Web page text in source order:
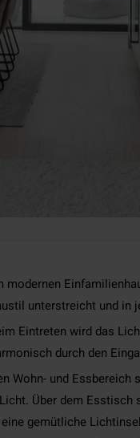
modernen
unterstreicht und in
Eintreten wird das
durch den
Wohn- und
Über dem Esstisch
gemütliche